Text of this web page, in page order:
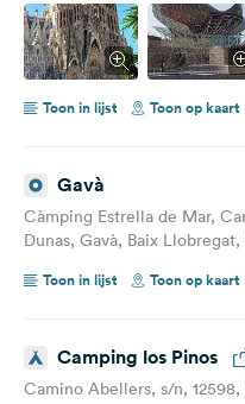
Toon in lijst Toon op kaart
Gavà
Càmping Estrella de Mar,
Dunas, Gavà, Baix
Toon in lijst Toon op kaart
Camping los Pinos
Camino Abellers, s/n, 12598,